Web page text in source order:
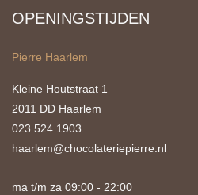
OPENINGSTIJDEN
Pierre Haarlem
Kleine Houtstraat 1
2011 DD Haarlem
023 524 1903
haarlem@chocolateriepierre.nl
ma t/m za 09:00 - 22:00